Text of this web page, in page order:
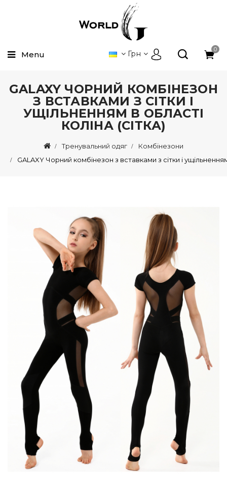
0
Грн
Menu
GALAXY ЧОРНИЙ КОМБІНЕЗОН
З ВСТАВКАМИ З СІТКИ І
УЩІЛЬНЕННЯМ В ОБЛАСТІ
КОЛІНА (СІТКА)
Тренувальний одяг
Комбінезони
GALAXY Чорний комбінезон з вставками з сітки і